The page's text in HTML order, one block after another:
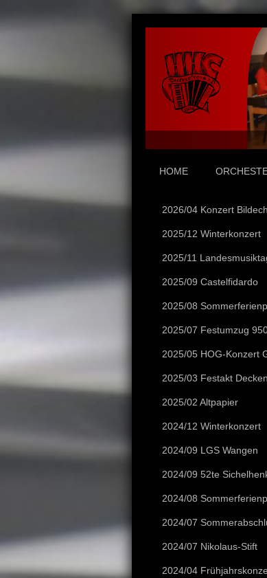
HOME
2026/04 Konzert
2025/12 Winterkonzert
2025/11
2025/09 Castelfidardo
2025/08
2025/07 Festumzug
2025/05 HOG-Konzert
2025/03 Festakt
2025/02 Altpapier
2024/12 Winterkonzert
2024/09 LGS Wangen
2024/09 52te
2024/08
2024/07
2024/07 Nikolaus-Stift
2024/04